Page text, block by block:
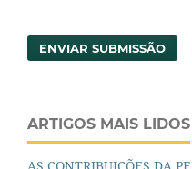
ENVIAR SUBMISSÃO
ARTIGOS MAIS LIDOS